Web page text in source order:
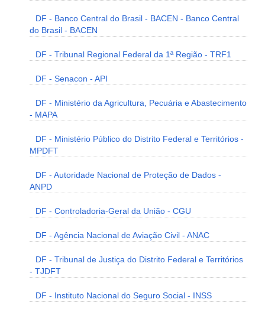
DF - Banco Central do Brasil - BACEN - Banco Central
do Brasil - BACEN
DF - Tribunal Regional Federal da 1ª Região - TRF1
DF - Senacon - API
DF - Ministério da Agricultura, Pecuária e Abastecimento
- MAPA
DF - Ministério Público do Distrito Federal e Territórios -
MPDFT
DF - Autoridade Nacional de Proteção de Dados -
ANPD
DF - Controladoria-Geral da União - CGU
DF - Agência Nacional de Aviação Civil - ANAC
DF - Tribunal de Justiça do Distrito Federal e Territórios
- TJDFT
DF - Instituto Nacional do Seguro Social - INSS